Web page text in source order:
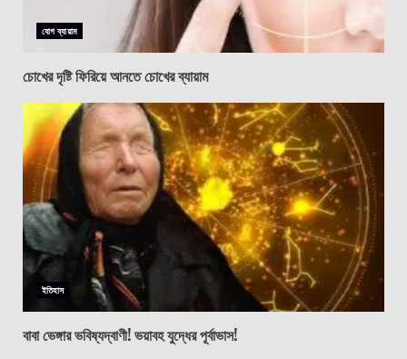
যোগ ব্যায়াম
চোখের দৃষ্টি ফিরিয়ে আনতে চোখের ব্যায়াম
ইতিহাস
বাবা ভেঙ্গার ভবিষ্যদ্বাণী! ভয়াবহ যুদ্ধের পূর্বাভাস!